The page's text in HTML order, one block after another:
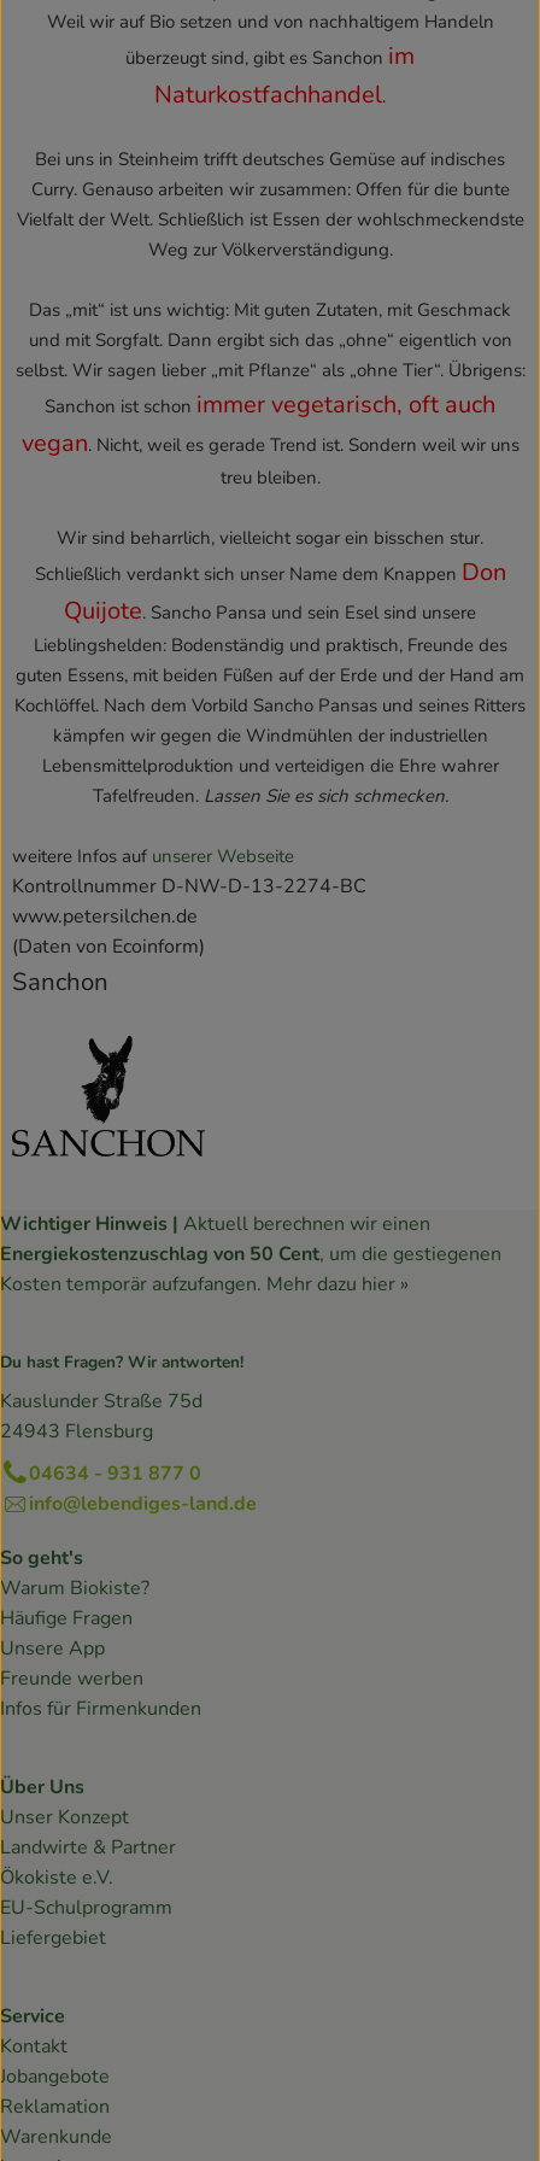
Weil wir auf Bio setzen und von nachhaltigem Handeln
überzeugt sind, gibt es Sanchon im
Naturkostfachhandel.
Bei uns in Steinheim trifft deutsches Gemüse auf indisches
Curry. Genauso arbeiten wir zusammen: Offen für die bunte
Vielfalt der Welt. Schließlich ist Essen der wohlschmeckendste
Weg zur Völkerverständigung.
Das „mit“ ist uns wichtig: Mit guten Zutaten, mit Geschmack
und mit Sorgfalt. Dann ergibt sich das „ohne“ eigentlich von
selbst. Wir sagen lieber „mit Pflanze“ als „ohne Tier“. Übrigens:
Sanchon ist schon immer vegetarisch, oft auch
vegan. Nicht, weil es gerade Trend ist. Sondern weil wir uns
treu bleiben.
Wir sind beharrlich, vielleicht sogar ein bisschen stur.
Schließlich verdankt sich unser Name dem Knappen Don
Quijote. Sancho Pansa und sein Esel sind unsere
Lieblingshelden: Bodenständig und praktisch, Freunde des
guten Essens, mit beiden Füßen auf der Erde und der Hand am
Kochlöffel. Nach dem Vorbild Sancho Pansas und seines Ritters
kämpfen wir gegen die Windmühlen der industriellen
Lebensmittelproduktion und verteidigen die Ehre wahrer
Tafelfreuden. Lassen Sie es sich schmecken.
weitere Infos auf unserer Webseite
Kontrollnummer D-NW-D-13-2274-BC
www.petersilchen.de
(Daten von Ecoinform)
Sanchon
Wichtiger Hinweis | Aktuell berechnen wir einen
Energiekostenzuschlag von 50 Cent, um die gestiegenen
Kosten temporär aufzufangen. Mehr dazu hier »
Du hast Fragen? Wir antworten!
Kauslunder Straße 75d
24943 Flensburg
04634 - 931 877 0
info@lebendiges-land.de
So geht's
Warum Biokiste?
Häufige Fragen
Unsere App
Freunde werben
Infos für Firmenkunden
Über Uns
Unser Konzept
Landwirte & Partner
Ökokiste e.V.
EU-Schulprogramm
Liefergebiet
Service
Kontakt
Jobangebote
Reklamation
Warenkunde